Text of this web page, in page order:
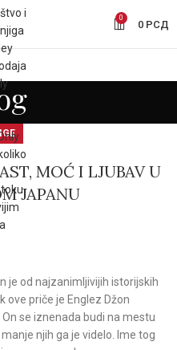
0
0 РСД
MOĆ I LJUBAV U
JAPANU
je od najzanimljivijih istorijskih
ove priče je Englez Džon
se iznenada budi na mestu
njih ga je videlo. Ime tog